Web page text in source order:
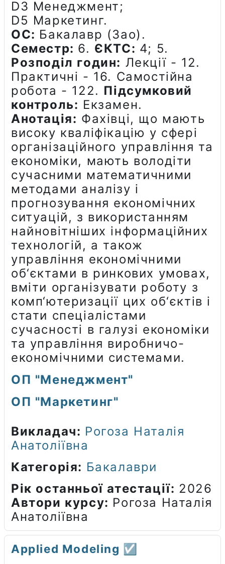
D3 Менеджмент;
D5 Маркетинг.
ОС: Бакалавр (Зао).
Семестр: 6. ЄКТС: 4; 5.
Розподіл годин: Лекції - 12.
Практичні - 16. Самостійна
робота - 122. Підсумковий
контроль: Екзамен.
Анотація: Фахівці, що мають
високу кваліфікацію у сфері
організаційного управління та
економіки, мають володіти
сучасними математичними
методами аналізу і
прогнозування економічних
ситуацій, з використанням
найновітніших інформаційних
технологій, а також
управління економічними
об‘єктами в ринкових умовах,
вміти організувати роботу з
комп‘ютеризації цих об‘єктів і
стати спеціалістами
сучасності в галузі економіки
та управління виробничо-
економічними системами.
ОП "Менеджмент"
ОП "Маркетинг"
Викладач: Рогоза Наталія
Анатоліївна
Категорія: Бакалаври
Рік останньої атестації: 2026
Автори курсу: Рогоза Наталія
Анатоліївна
Applied Modeling ☑️